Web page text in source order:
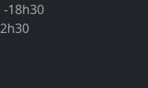
-18h30